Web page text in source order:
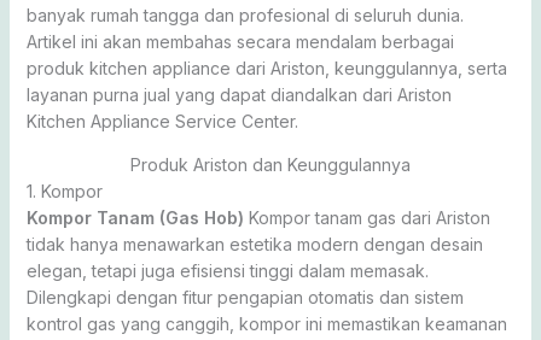
banyak rumah tangga dan profesional di seluruh dunia.
Artikel ini akan membahas secara mendalam berbagai
produk kitchen appliance dari Ariston, keunggulannya, serta
layanan purna jual yang dapat diandalkan dari Ariston
Kitchen Appliance Service Center.
Produk Ariston dan Keunggulannya
1. Kompor
Kompor Tanam (Gas Hob) Kompor tanam gas dari Ariston
tidak hanya menawarkan estetika modern dengan desain
elegan, tetapi juga efisiensi tinggi dalam memasak.
Dilengkapi dengan fitur pengapian otomatis dan sistem
kontrol gas yang canggih, kompor ini memastikan keamanan